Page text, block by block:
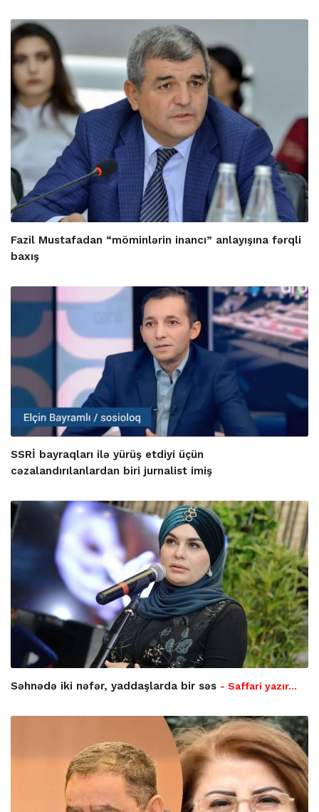
Fazil Mustafadan “möminlərin inancı” anlayışına fərqli
baxış
SSRİ bayraqları ilə yürüş etdiyi üçün
cəzalandırılanlardan biri jurnalist imiş
Səhnədə iki nəfər, yaddaşlarda bir səs - Saffari yazır…